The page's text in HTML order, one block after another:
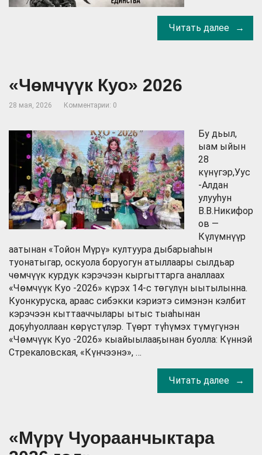
Читать далее
«Чөмчүүк Куо» 2026
28 мая, 2026 Комментарии: 0
Бу дьыл,
ыам ыйын
28
күнүгэр,Уус
-Алдан
улууһун
В.В.Никифор
ов —
Күлүмнүүр
аатынан «Тойон Мүрү» култуура дыбарыаһын
туонатыгар, оскуола боруогун атыллаары сылдьар
чөмчүүк курдук кэрэчээн кыргыттарга аналлаах
«Чөмчүүк Куо -2026» күрэх 14-с төгүлүн ыытылынна.
Куонкуруска, араас сибэкки кэриэтэ симэнэн кэлбит
кэрэчээн кыттааччылары ытыс тыаһынан
доҕуһуоллаан көрүстүлэр. Түөрт түһүмэх түмүгүнэн
«Чөмчүүк Куо -2026» кыайыылааҕынан буолла: Күннэй
Стрекаловская, «Күнчээнэ», …
Читать далее
«Мүрү Чуораанчыктара